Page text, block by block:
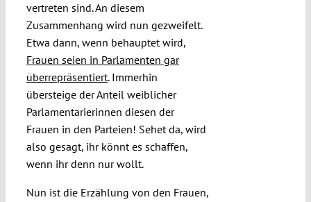
vertreten sind. An diesem
Zusammenhang wird nun gezweifelt.
Etwa dann, wenn behauptet wird,
Frauen seien in Parlamenten gar
überrepräsentiert. Immerhin
übersteige der Anteil weiblicher
Parlamentarierinnen diesen der
Frauen in den Parteien! Sehet da, wird
also gesagt, ihr könnt es schaffen,
wenn ihr denn nur wollt.
Nun ist die Erzählung von den Frauen,